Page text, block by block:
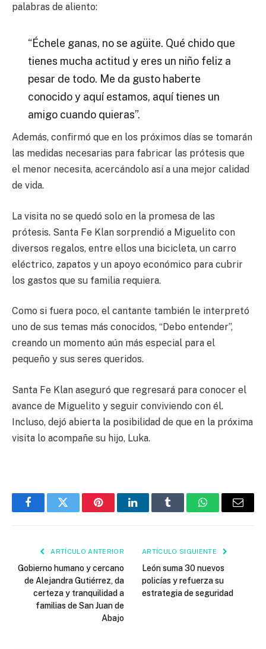
palabras de aliento:
“Échele ganas, no se agüite. Qué chido que
tienes mucha actitud y eres un niño feliz a
pesar de todo. Me da gusto haberte
conocido y aquí estamos, aquí tienes un
amigo cuando quieras”.
Además, confirmó que en los próximos días se tomarán
las medidas necesarias para fabricar las prótesis que
el menor necesita, acercándolo así a una mejor calidad
de vida.
La visita no se quedó solo en la promesa de las
prótesis. Santa Fe Klan sorprendió a Miguelito con
diversos regalos, entre ellos una bicicleta, un carro
eléctrico, zapatos y un apoyo económico para cubrir
los gastos que su familia requiera.
Como si fuera poco, el cantante también le interpretó
uno de sus temas más conocidos, “Debo entender”,
creando un momento aún más especial para el
pequeño y sus seres queridos.
Santa Fe Klan aseguró que regresará para conocer el
avance de Miguelito y seguir conviviendo con él.
Incluso, dejó abierta la posibilidad de que en la próxima
visita lo acompañe su hijo, Luka.
FacebookTwitter PinterestLinkedInTumblr WhatsAppEmail
ARTÍCULO ANTERIOR
Gobierno humano y cercano
de Alejandra Gutiérrez, da
certeza y tranquilidad a
familias de San Juan de
Abajo
ARTÍCULO SIGUIENTE
León suma 30 nuevos
policías y refuerza su
estrategia de seguridad